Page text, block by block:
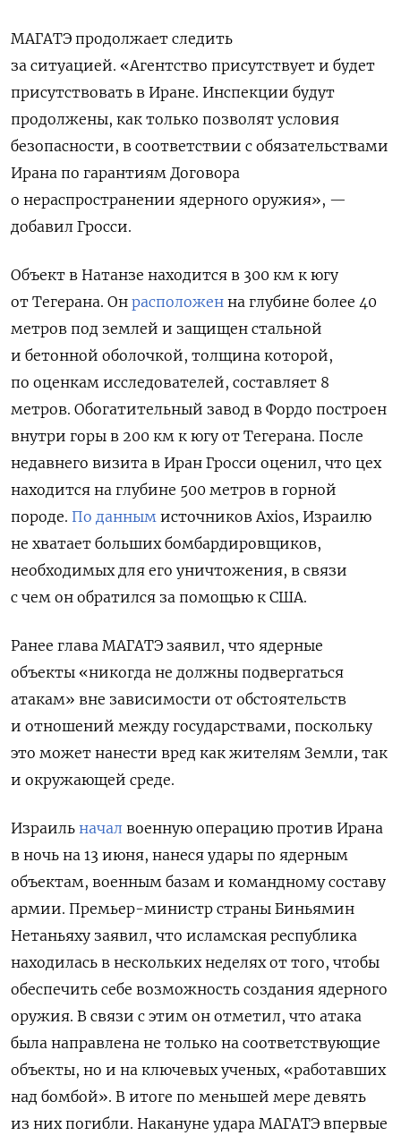
МАГАТЭ продолжает следить
за ситуацией. «Агентство присутствует и будет
присутствовать в Иране. Инспекции будут
продолжены, как только позволят условия
безопасности, в соответствии с обязательствами
Ирана по гарантиям Договора
о нераспространении ядерного оружия», —
добавил Гросси.
Объект в Натанзе находится в 300 км к югу
от Тегерана. Он расположен на глубине более 40
метров под землей и защищен стальной
и бетонной оболочкой, толщина которой,
по оценкам исследователей, составляет 8
метров. Обогатительный завод в Фордо построен
внутри горы в 200 км к югу от Тегерана. После
недавнего визита в Иран Гросси оценил, что цех
находится на глубине 500 метров в горной
породе. По данным источников Axios, Израилю
не хватает больших бомбардировщиков,
необходимых для его уничтожения, в связи
с чем он обратился за помощью к США.
Ранее глава МАГАТЭ заявил, что ядерные
объекты «никогда не должны подвергаться
атакам» вне зависимости от обстоятельств
и отношений между государствами, поскольку
это может нанести вред как жителям Земли, так
и окружающей среде.
Израиль начал военную операцию против Ирана
в ночь на 13 июня, нанеся удары по ядерным
объектам, военным базам и командному составу
армии. Премьер-министр страны Биньямин
Нетаньяху заявил, что исламская республика
находилась в нескольких неделях от того, чтобы
обеспечить себе возможность создания ядерного
оружия. В связи с этим он отметил, что атака
была направлена не только на соответствующие
объекты, но и на ключевых ученых, «работавших
над бомбой». В итоге по меньшей мере девять
из них погибли. Накануне удара МАГАТЭ впервые